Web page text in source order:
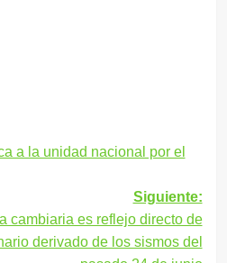
a la unidad nacional por el
Siguiente:
cambiaria es reflejo directo de
derivado de los sismos del